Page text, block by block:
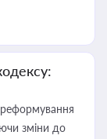
зміни до